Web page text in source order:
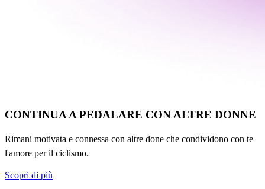
CONTINUA A PEDALARE CON ALTRE DONNE
Rimani motivata e connessa con altre done che condividono con te
l'amore per il ciclismo.
Scopri di più